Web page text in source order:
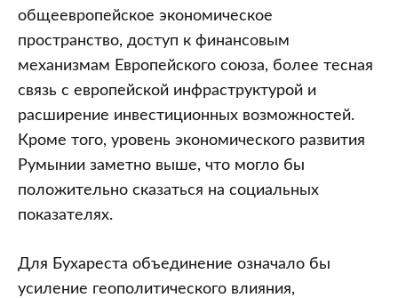
общеевропейское экономическое
пространство, доступ к финансовым
механизмам Европейского союза, более тесная
связь с европейской инфраструктурой и
расширение инвестиционных возможностей.
Кроме того, уровень экономического развития
Румынии заметно выше, что могло бы
положительно сказаться на социальных
показателях.
Для Бухареста объединение означало бы
усиление геополитического влияния,